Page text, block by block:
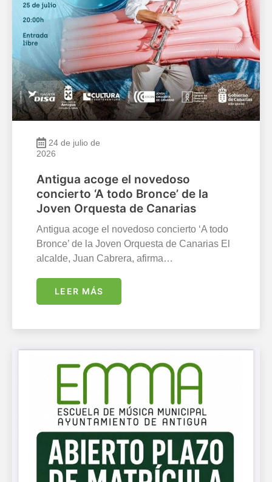
24 de julio de
2026
Antigua acoge el novedoso
concierto ‘A todo Bronce’ de la
Joven Orquesta de Canarias
Antigua acoge el novedoso concierto ‘A todo
Bronce’ de la Joven Orquesta de Canarias El
alcalde, Juan Cabrera, afirma…
LEER MÁS